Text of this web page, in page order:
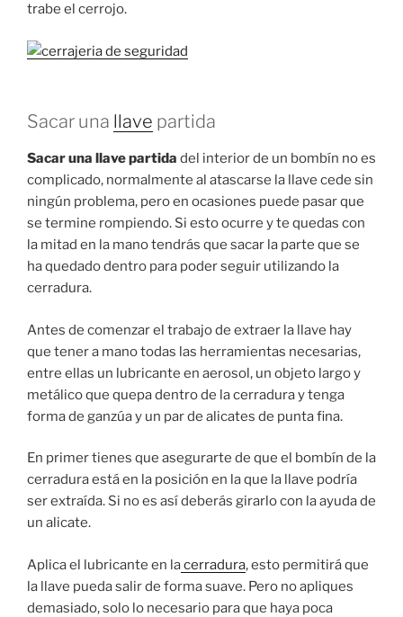
trabe el cerrojo.
Sacar una llave partida
Sacar una llave partida del interior de un bombín no es
complicado, normalmente al atascarse la llave cede sin
ningún problema, pero en ocasiones puede pasar que
se termine rompiendo. Si esto ocurre y te quedas con
la mitad en la mano tendrás que sacar la parte que se
ha quedado dentro para poder seguir utilizando la
cerradura.
Antes de comenzar el trabajo de extraer la llave hay
que tener a mano todas las herramientas necesarias,
entre ellas un lubricante en aerosol, un objeto largo y
metálico que quepa dentro de la cerradura y tenga
forma de ganzúa y un par de alicates de punta fina.
En primer tienes que asegurarte de que el bombín de la
cerradura está en la posición en la que la llave podría
ser extraída. Si no es así deberás girarlo con la ayuda de
un alicate.
Aplica el lubricante en lacerradura, esto permitirá que
la llave pueda salir de forma suave. Pero no apliques
demasiado, solo lo necesario para que haya poca